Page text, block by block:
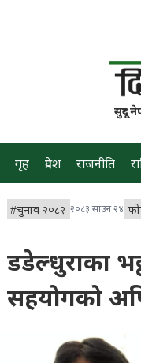
सुदूर
गृह प्रदेश राजनीति
#चुनाव २०८२ २०८३ साउन २४
डडेल्धुराका
सहयोगको